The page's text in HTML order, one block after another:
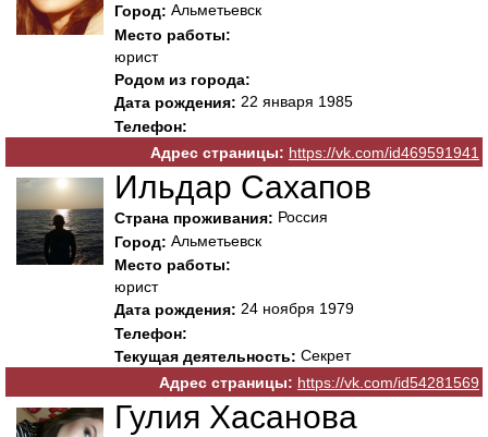
Город: Альметьевск
Место работы:
юрист
Родом из города:
Дата рождения: 22 января 1985
Телефон:
Адрес страницы: https://vk.com/id469591941
Ильдар Сахапов
Страна проживания: Россия
Город: Альметьевск
Место работы:
юрист
Дата рождения: 24 ноября 1979
Телефон:
Текущая деятельность: Секрет
Адрес страницы: https://vk.com/id54281569
Гулия Хасанова